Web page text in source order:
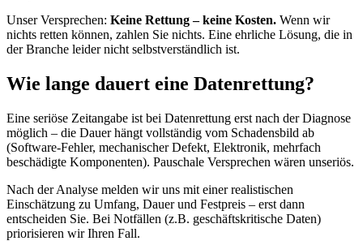
Unser Versprechen: Keine Rettung – keine Kosten. Wenn wir
nichts retten können, zahlen Sie nichts. Eine ehrliche Lösung, die in
der Branche leider nicht selbstverständlich ist.
Wie lange dauert eine Datenrettung?
Eine seriöse Zeitangabe ist bei Datenrettung erst nach der Diagnose
möglich – die Dauer hängt vollständig vom Schadensbild ab
(Software-Fehler, mechanischer Defekt, Elektronik, mehrfach
beschädigte Komponenten). Pauschale Versprechen wären unseriös.
Nach der Analyse melden wir uns mit einer realistischen
Einschätzung zu Umfang, Dauer und Festpreis – erst dann
entscheiden Sie. Bei Notfällen (z.B. geschäftskritische Daten)
priorisieren wir Ihren Fall.